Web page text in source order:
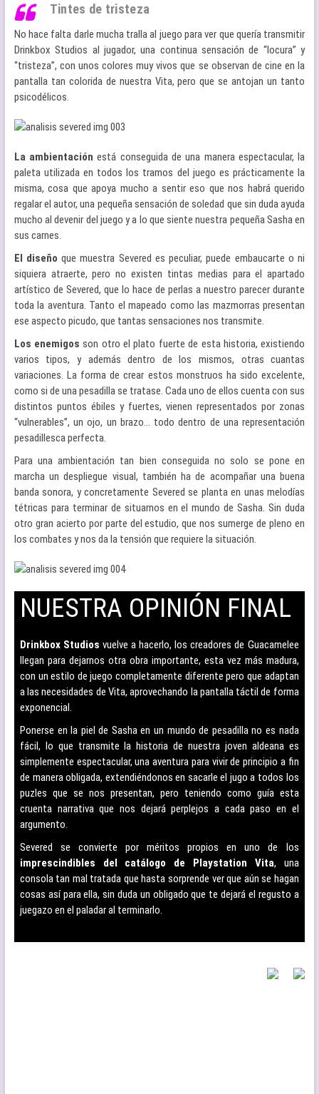
Tintes de tristeza
No hace falta darle mucha tralla al juego para ver que quería transmitir
Drinkbox Studios al jugador, una continua sensación de “locura” y
“tristeza”, con unos colores muy vivos que se observan de cine en la
pantalla tan colorida de nuestra Vita, pero que se antojan un tanto
psicodélicos.
La ambientación está conseguida de una manera espectacular, la
paleta utilizada en todos los tramos del juego es prácticamente la
misma, cosa que apoya mucho a sentir eso que nos habrá querido
regalar el autor, una pequeña sensación de soledad que sin duda ayuda
mucho al devenir del juego y a lo que siente nuestra pequeña Sasha en
sus carnes.
El diseño que muestra Severed es peculiar, puede embaucarte o ni
siquiera atraerte, pero no existen tintas medias para el apartado
artístico de Severed, que lo hace de perlas a nuestro parecer durante
toda la aventura. Tanto el mapeado como las mazmorras presentan
ese aspecto picudo, que tantas sensaciones nos transmite.
Los enemigos son otro el plato fuerte de esta historia, existiendo
varios tipos, y además dentro de los mismos, otras cuantas
variaciones. La forma de crear estos monstruos ha sido excelente,
como si de una pesadilla se tratase. Cada uno de ellos cuenta con sus
distintos puntos ébiles y fuertes, vienen representados por zonas
“vulnerables”, un ojo, un brazo… todo dentro de una representación
pesadillesca perfecta.
Para una ambientación tan bien conseguida no solo se pone en
marcha un despliegue visual, también ha de acompañar una buena
banda sonora, y concretamente Severed se planta en unas melodías
tétricas para terminar de situarnos en el mundo de Sasha. Sin duda
otro gran acierto por parte del estudio, que nos sumerge de pleno en
los combates y nos da la tensión que requiere la situación.
NUESTRA OPINIÓN FINAL
Drinkbox Studios vuelve a hacerlo, los creadores de Guacamelee
llegan para dejarnos otra obra importante, esta vez más madura,
con un estilo de juego completamente diferente pero que adaptan
a las necesidades de Vita, aprovechando la pantalla táctil de forma
exponencial.
Ponerse en la piel de Sasha en un mundo de pesadilla no es nada
fácil, lo que transmite la historia de nuestra joven aldeana es
simplemente espectacular, una aventura para vivir de principio a fin
de manera obligada, extendiéndonos en sacarle el jugo a todos los
puzles que se nos presentan, pero teniendo como guía esta
cruenta narrativa que nos dejará perplejos a cada paso en el
argumento.
Severed se convierte por méritos propios en uno de los
imprescindibles del catálogo de Playstation Vita, una
consola tan mal tratada que hasta sorprende ver que aún se hagan
cosas así para ella, sin duda un obligado que te dejará el regusto a
juegazo en el paladar al terminarlo.